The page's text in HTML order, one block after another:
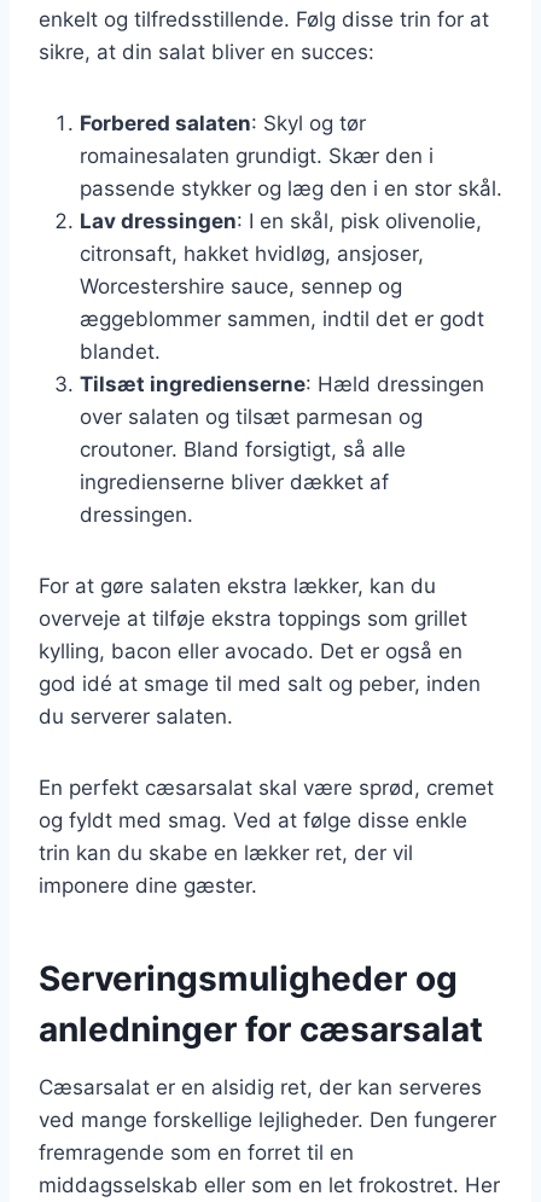
enkelt og tilfredsstillende. Følg disse trin for at
sikre, at din salat bliver en succes:
Forbered salaten: Skyl og tør
romainesalaten grundigt. Skær den i
passende stykker og læg den i en stor skål.
Lav dressingen: I en skål, pisk olivenolie,
citronsaft, hakket hvidløg, ansjoser,
Worcestershire sauce, sennep og
æggeblommer sammen, indtil det er godt
blandet.
Tilsæt ingredienserne: Hæld dressingen
over salaten og tilsæt parmesan og
croutoner. Bland forsigtigt, så alle
ingredienserne bliver dækket af
dressingen.
For at gøre salaten ekstra lækker, kan du
overveje at tilføje ekstra toppings som grillet
kylling, bacon eller avocado. Det er også en
god idé at smage til med salt og peber, inden
du serverer salaten.
En perfekt cæsarsalat skal være sprød, cremet
og fyldt med smag. Ved at følge disse enkle
trin kan du skabe en lækker ret, der vil
imponere dine gæster.
Serveringsmuligheder og
anledninger for cæsarsalat
Cæsarsalat er en alsidig ret, der kan serveres
ved mange forskellige lejligheder. Den fungerer
fremragende som en forret til en
middagsselskab eller som en let frokostret. Her